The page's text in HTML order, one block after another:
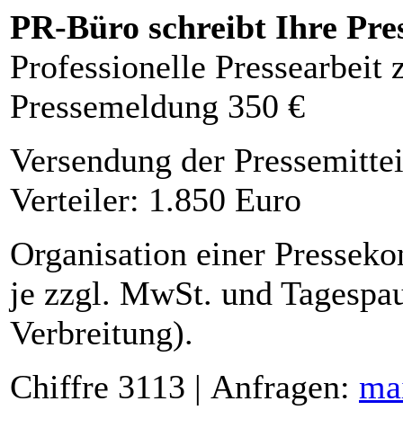
PR-Büro schreibt Ihre
Professionelle Pressearbeit
Pressemeldung 350 €
Versendung der
Verteiler: 1.850 Euro
Organisation einer
je zzgl. MwSt. und
Verbreitung).
Chiffre 3113 | Anfragen: